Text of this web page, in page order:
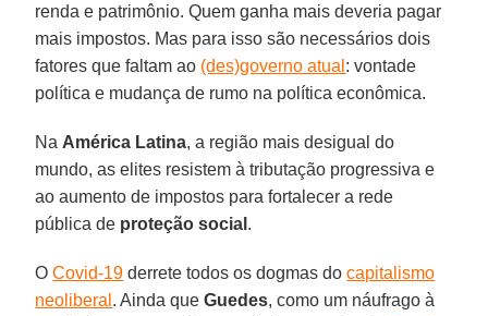
renda e patrimônio. Quem ganha mais deveria pagar
mais impostos. Mas para isso são necessários dois
fatores que faltam ao (des)governo atual : vontade
política e mudança de rumo na política econômica.
Na América Latina, a região mais desigual do
mundo, as elites resistem à tributação progressiva e
ao aumento de impostos para fortalecer a rede
pública de proteção social .
OCovid-19 derrete todos os dogmas docapitalismo
neoliberal . Ainda queGuedes, como um náufrago à